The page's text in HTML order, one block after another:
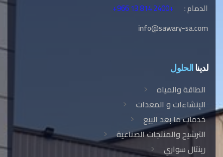
الدمام :
+966 13 814 2400+
info@sawary-sa.com
لدينا الحلول
الطاقة والمياه
الإنشاءات و المعدات
خدمات ما بعد البيع
الترشيح والمنتجات الصناعية
رينتال سواري